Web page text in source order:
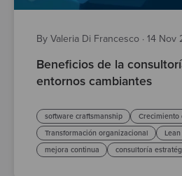
By Valeria Di Francesco · 14 Nov
Beneficios de la
entornos cambiantes
software craftsmanship
Crecimiento
Transformación organizacional
mejora continua
consultoría